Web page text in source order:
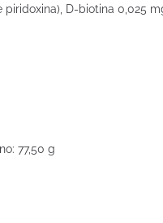
D-biotina 0,025
77,50 g